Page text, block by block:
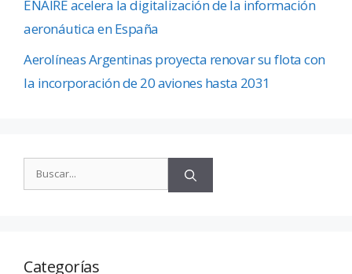
ENAIRE acelera la digitalización de la información
aeronáutica en España
Aerolíneas Argentinas proyecta renovar su flota con
la incorporación de 20 aviones hasta 2031
Categorías